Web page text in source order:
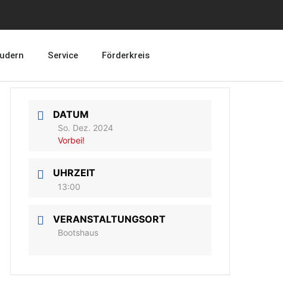
Service Förderkreis
DATUM
So. Dez. 2024
Vorbei!
UHRZEIT
13:00
VERANSTALTUNGSORT
Bootshaus